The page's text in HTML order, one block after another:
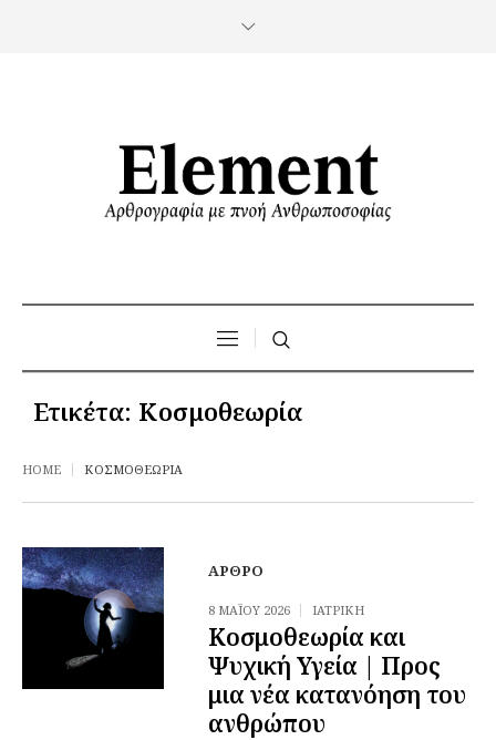
Ετικέτα: Κοσμοθεωρία
HOME ΚΟΣΜΟΘΕΩΡΊΑ
ΆΡΘΡΟ
8 ΜΑΪ́ΟΥ 2026 ΙΑΤΡΙΚΉ
Κοσμοθεωρία και
Ψυχική Υγεία | Προς
μια νέα κατανόηση του
ανθρώπου